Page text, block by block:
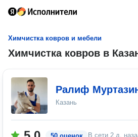
Химчистка ковров и мебели
Химчистка ковров в
Ралиф
Казань
В сети 2 д.